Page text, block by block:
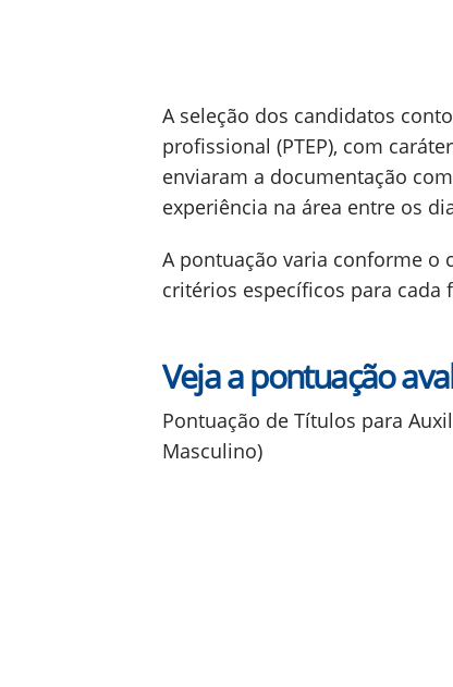
A seleção dos candidatos
profissional (PTEP), com
enviaram a documentação
experiência na área entre os
A pontuação varia conforme o
critérios específicos para cada
Veja a pontuação
Pontuação de Títulos para
Masculino)